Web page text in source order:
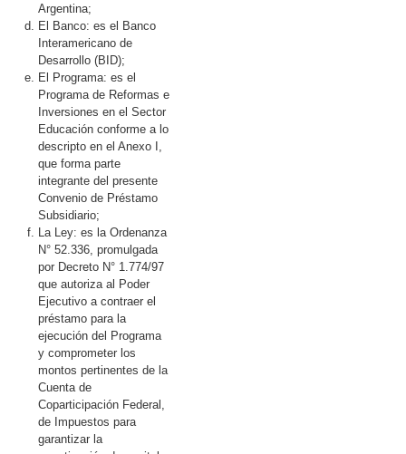
Argentina;
El Banco: es el Banco
Interamericano de
Desarrollo (BID);
El Programa: es el
Programa de Reformas e
Inversiones en el Sector
Educación conforme a lo
descripto en el Anexo I,
que forma parte
integrante del presente
Convenio de Préstamo
Subsidiario;
La Ley: es la Ordenanza
N° 52.336, promulgada
por Decreto N° 1.774/97
que autoriza al Poder
Ejecutivo a contraer el
préstamo para la
ejecución del Programa
y comprometer los
montos pertinentes de la
Cuenta de
Coparticipación Federal,
de Impuestos para
garantizar la